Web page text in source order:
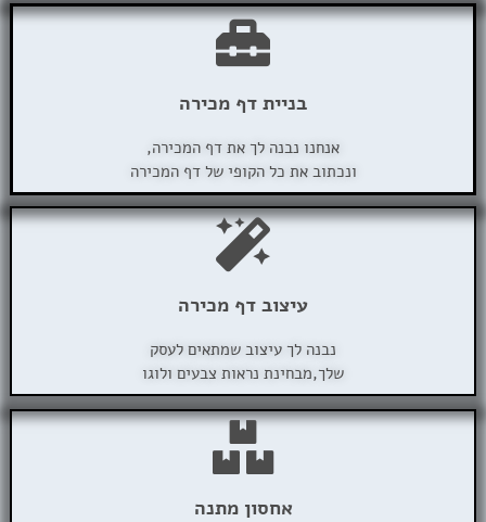
בניית דף מכירה
אנחנו נבנה לך את דף המכירה,
ונכתוב את כל הקופי של דף המכירה
עיצוב דף מכירה
נבנה לך עיצוב שמתאים לעסק
שלך,מבחינת נראות צבעים ולוגו
אחסון מתנה